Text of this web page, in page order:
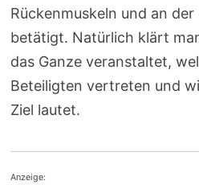
Rückenmuskeln und an
betätigt. Natürlich klärt
das Ganze veranstaltet,
Beteiligten vertreten und
Ziel lautet.
Anzeige: